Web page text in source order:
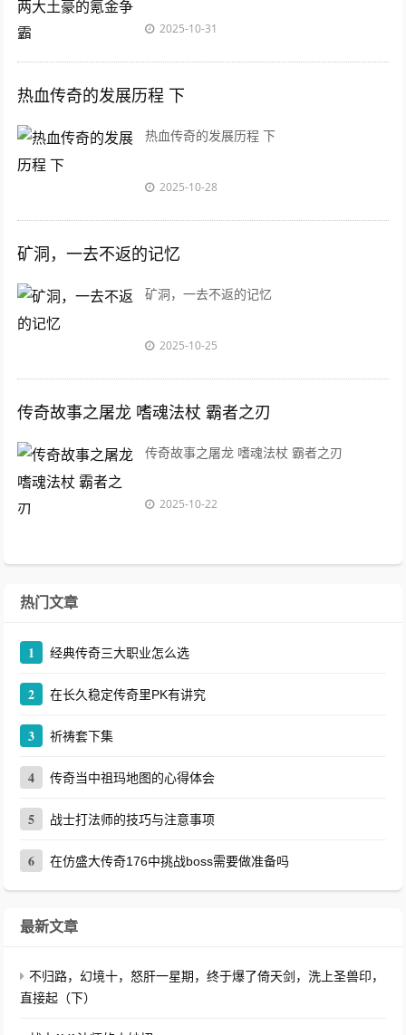
2025-10-31
热血传奇的发展历程 下
热血传奇的发展历程 下
2025-10-28
矿洞，一去不返的记忆
矿洞，一去不返的记忆
2025-10-25
传奇故事之屠龙 嗜魂法杖 霸者之刃
传奇故事之屠龙 嗜魂法杖 霸者之刃
2025-10-22
热门文章
1 经典传奇三大职业怎么选
2 在长久稳定传奇里PK有讲究
3 祈祷套下集
4 传奇当中祖玛地图的心得体会
5 战士打法师的技巧与注意事项
6 在仿盛大传奇176中挑战boss需要做准备吗
最新文章
不归路，幻境十，怒肝一星期，终于爆了倚天剑，洗上圣兽印，
直接起（下）